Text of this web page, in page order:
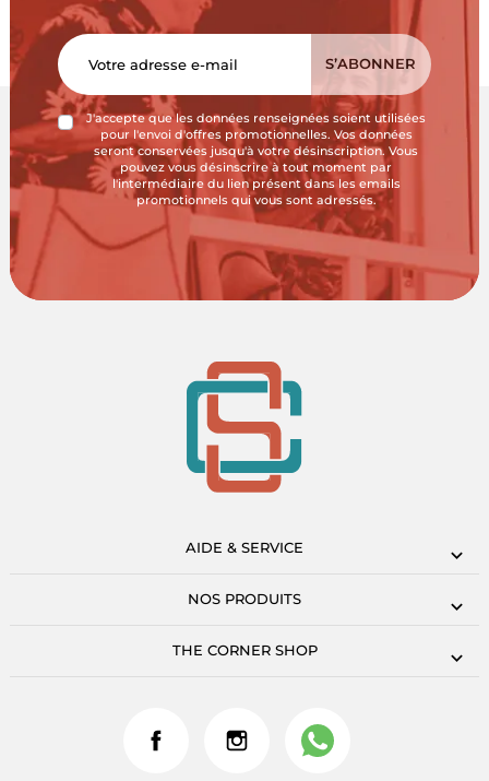
J'accepte que les données renseignées soient utilisées
pour l'envoi d'offres promotionnelles. Vos données
seront conservées jusqu'à votre désinscription. Vous
pouvez vous désinscrire à tout moment par
l'intermédiaire du lien présent dans les emails
promotionnels qui vous sont adressés.
AIDE & SERVICE
NOS PRODUITS
THE CORNER SHOP